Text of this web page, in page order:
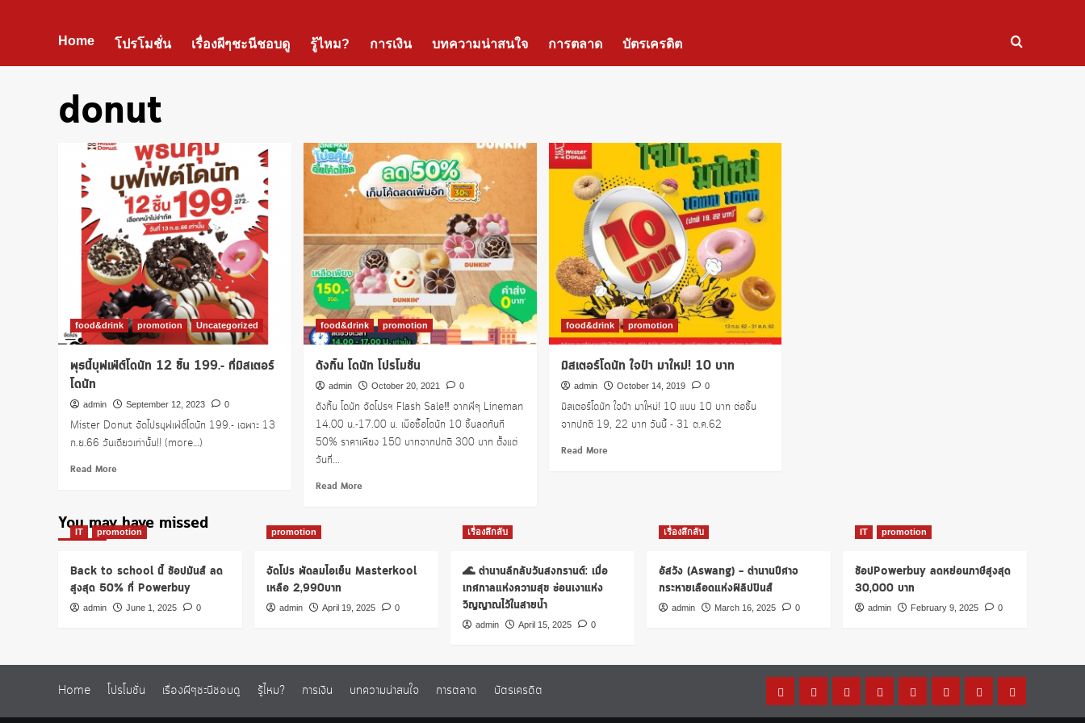
Home โปรโมชั่น เรื่องผีๆชะนีชอบดู รู้ไหม? การเงิน บทความน่าสนใจ การตลาด บัตรเครดิต
donut
food&drink promotion Uncategorized
พุธนี้บุฟเฟ่ต์โดนัท 12 ชิ้น 199.- ที่มิสเตอร์
โดนัท
admin September 12, 2023 0
Mister Donut จัดโปรบุฟเฟ่ต์โดนัท 199.- เฉพาะ 13
ก.ย.66 วันเดียวเท่านั้น!! (more…)
Read More
นี้
บุฟเฟ่ต์
12
ชิ้น
199.-
food&drink promotion
ดังกิ้น โดนัท โปรโมชั่น
admin October 20, 2021 0
ดังกิ้น โดนัท จัดโปรฯ Flash Sale‼️ จากพี่ๆ Lineman
14.00 น.-17.00 น. เมื่อซื้อโดนัท 10 ชิ้นลดทันที
50% ราคาเพียง 150 บาทจากปกติ 300 บาท ตั้งแต่
วันที่...
Read MoreRead
โปร
ชั่น
food&drink promotion
มิสเตอร์โดนัท ใจป๋า มาใหม่! 10 บาท
admin October 14, 2019 0
มิสเตอร์โดนัท ใจป๋า มาใหม่! 10 แบบ 10 บาท ต่อชิ้น
จากปกติ 19, 22 บาท วันนี้ - 31 ต.ค.62
Read MoreRead
ใหม่!
You may have missed
IT promotion
Back to school นี้ ช้อปมันส์ ลด
สูงสุด 50% ที่ Powerbuy
admin June 1, 2025 0
promotion
จัดโปร พัดลมไอเย็น Masterkool
เหลือ 2,990บาท
admin April 19, 2025 0
เรื่องลึกลับ
🌊 ตำนานลึกลับวันสงกรานต์: เมื่อ
เทศกาลแห่งความสุข ซ่อนเงาแห่ง
วิญญาณไว้ในสายน้ำ
admin April 15, 2025 0
เรื่องลึกลับ
อัสวัง (Aswang) – ตำนานปีศาจ
กระหายเลือดแห่งฟิลิปปินส์
admin March 16, 2025 0
IT promotion
ช้อปPowerbuy ลดหย่อนภาษีสูงสุด
30,000 บาท
admin February 9, 2025 0
Home โปรโมชั่น เรื่องผีๆชะนีชอบดู รู้ไหม? การเงิน บทความน่าสนใจ การตลาด บัตรเครดิต Home
โปร
โม
เรื่อง
ผีๆ
รู้
ไหม?
การ
เงิน
บทความ
น่า
การ
ตลาด
บัตร
เครดิต